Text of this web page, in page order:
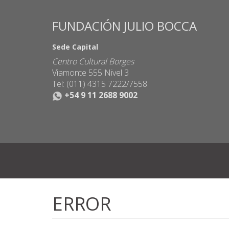
FUNDACIÓN JULIO BOCCA
Sede Capital
Centro Cultural Borges
Viamonte 555 Nivel 3
Tel: (011) 4315 7222/7558
+54 9 11 2688 9002
ERROR